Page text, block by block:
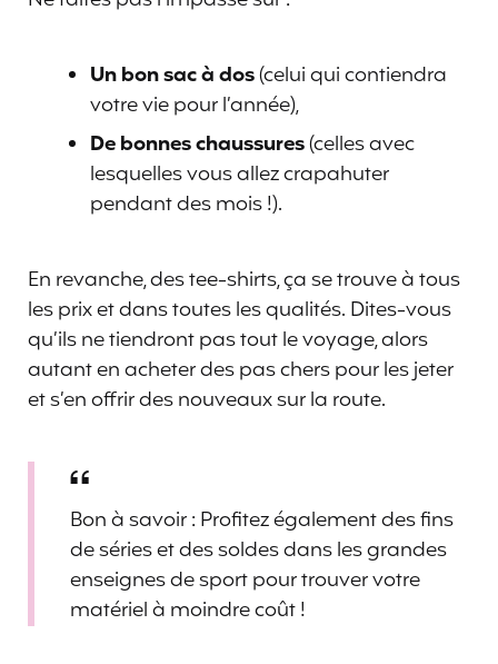
Un bon sac à dos(celui qui contiendra
votre vie pour l’année),
De bonnes chaussures(celles avec
lesquelles vous allez crapahuter
pendant des mois !).
En revanche, des tee-shirts, ça se trouve à tous
les prix et dans toutes les qualités. Dites-vous
qu’ils ne tiendront pas tout le voyage, alors
autant en acheter des pas chers pour les jeter
et s’en offrir des nouveaux sur la route.
Bon à savoir : Profitez également des fins
de séries et des soldes dans les grandes
enseignes de sport pour trouver votre
matériel à moindre coût !